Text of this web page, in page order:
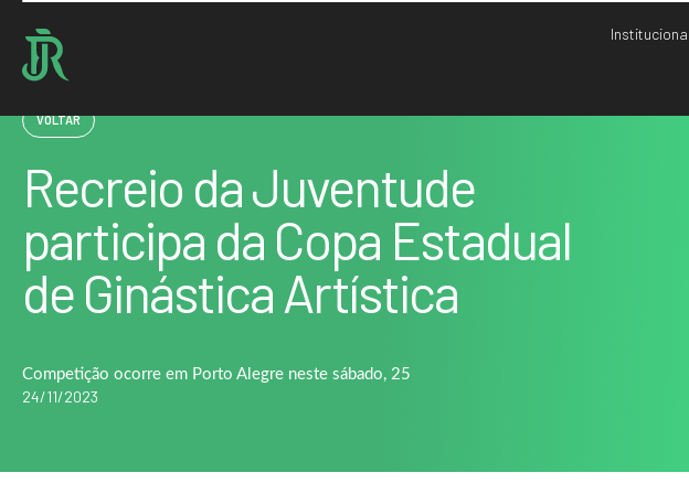
Institucional
Home : Noticias : Recreio da Juventude participa da Copa Estadual de Ginástica Artística
VOLTAR
Recreio da Juventude
participa da Copa Estadual
de Ginástica Artística
Competição ocorre em Porto Alegre neste sábado, 25
24/11/2023